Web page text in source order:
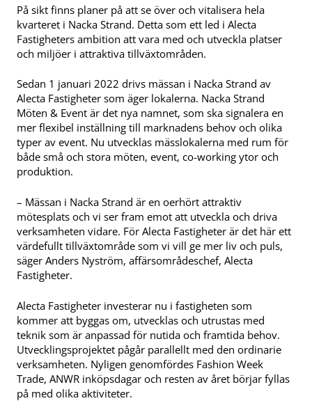
På sikt finns planer på att se över och vitalisera hela
kvarteret i Nacka Strand. Detta som ett led i Alecta
Fastigheters ambition att vara med och utveckla platser
och miljöer i attraktiva tillväxtområden.
Sedan 1 januari 2022 drivs mässan i Nacka Strand av
Alecta Fastigheter som äger lokalerna. Nacka Strand
Möten & Event är det nya namnet, som ska signalera en
mer flexibel inställning till marknadens behov och olika
typer av event. Nu utvecklas mässlokalerna med rum för
både små och stora möten, event, co-working ytor och
produktion.
– Mässan i Nacka Strand är en oerhört attraktiv
mötesplats och vi ser fram emot att utveckla och driva
verksamheten vidare. För Alecta Fastigheter är det här ett
värdefullt tillväxtområde som vi vill ge mer liv och puls,
säger Anders Nyström, affärsområdeschef, Alecta
Fastigheter.
Alecta Fastigheter investerar nu i fastigheten som
kommer att byggas om, utvecklas och utrustas med
teknik som är anpassad för nutida och framtida behov.
Utvecklingsprojektet pågår parallellt med den ordinarie
verksamheten. Nyligen genomfördes Fashion Week
Trade, ANWR inköpsdagar och resten av året börjar fyllas
på med olika aktiviteter.